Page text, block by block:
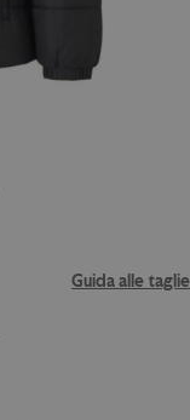
Guida alle taglie